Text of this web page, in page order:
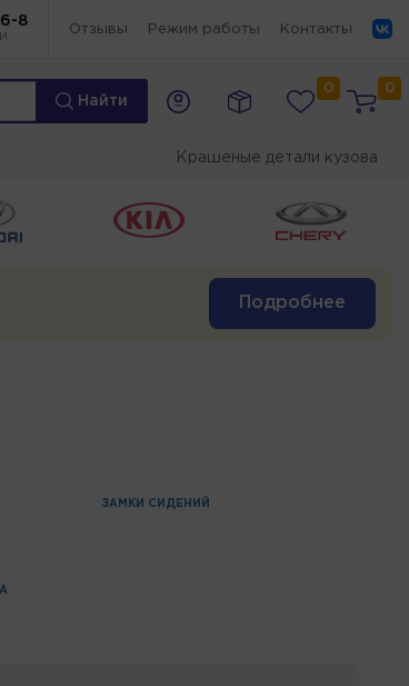
8
Отзывы Режим работы Контакты
Найти
0 0
Крашеные детали кузова
Подробнее
ЗАМКИ СИДЕНИЙ